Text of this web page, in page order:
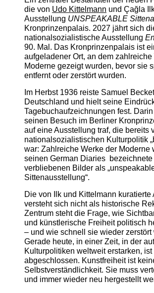
die von Udo Kittelmann und Çağla
Ausstellung UNSPEAKABLE
Kronprinzenpalais. 2027 jährt sich
nationalsozialistische Ausstellung
90. Mal. Das Kronprinzenpalais ist
aufgeladener Ort, an dem zahlreiche
Moderne gezeigt wurden, bevor sie
entfernt oder zerstört wurden.
Im Herbst 1936 reiste Samuel
Deutschland und hielt seine
Tagebuchaufzeichnungen fest.
seinen Besuch im Berliner
auf eine Ausstellung traf, die bereits
nationalsozialistischen Kulturpolitik
war: Zahlreiche Werke der Moderne
seinen German Diaries bezeichnete
verbliebenen Bilder als
Sittenausstellung“.
Die von Ilk und Kittelmann kuratierte
versteht sich nicht als historische
Zentrum steht die Frage, wie
und künstlerische Freiheit politisch
– und wie schnell sie wieder zerstört
Gerade heute, in einer Zeit, in der
Kulturpolitiken weltweit erstarken,
abgeschlossen. Kunstfreiheit ist
Selbstverständlichkeit. Sie muss
und immer wieder neu hergestellt